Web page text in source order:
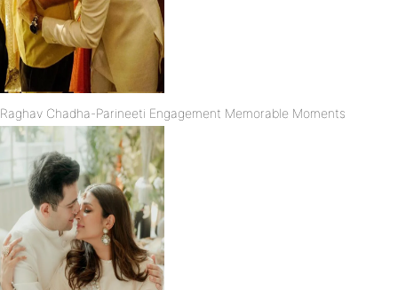
Raghav Chadha-Parineeti Engagement Memorable Moments